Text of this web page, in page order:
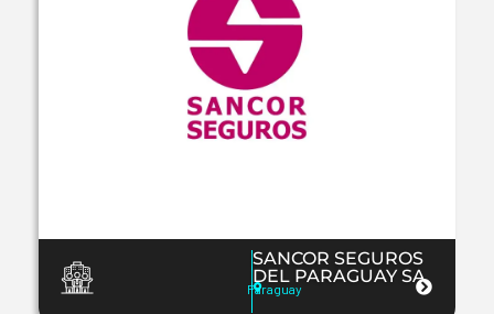
SANCOR SEGUROS
DEL PARAGUAY SA
Paraguay